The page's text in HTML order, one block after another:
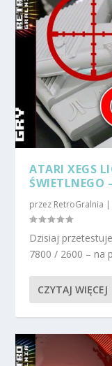
ATARI XEGS
ŚWIETLNEGO
przez RetroGralnia |
Dzisiaj
7800 / 2600 – na
CZYTAJ WIĘCEJ